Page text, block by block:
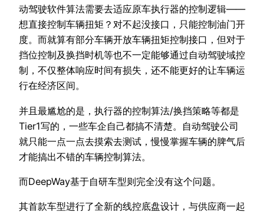
动驾驶软件算法需要去适应原车执行器的控制逻辑——
想直接控制车辆扭矩？对不起没接口，只能控制油门开
度。而就算有部分车辆开放车辆扭矩控制接口，但对于
挡位控制及换挡时机等也不一定能够通过自动驾驶域控
制，不仅整体响应时间有损失，还不能更好的让车辆运
行在经济区间。
并且最尴尬的是，执行器的控制算法/换挡策略等都是
Tier1写的，一些车企自己都搞不清楚。自动驾驶公司
就只能一点一点去摸索去测试，慢慢掌握车辆的脾气后
才能搞出不错的车辆控制算法。
而DeepWay基于自研车型则完全没有这个问题。
其首款车型进行了全新的线控底盘设计，与供应商一起